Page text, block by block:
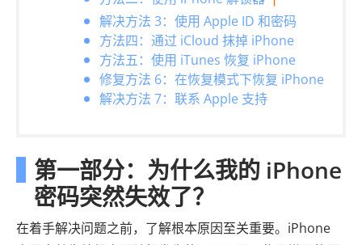
解决方法 3：使用 Apple ID 和密码
方法四：通过 iCloud 抹掉 iPhone
方法五：使用 iTunes 恢复 iPhone
修复方法 6：在恢复模式下恢复 iPhone
解决方法 7：联系 Apple 支持
第一部分：为什么我的 iPhone
密码突然失效了？
在着手解决问题之前，了解根本原因至关重要。iPhone